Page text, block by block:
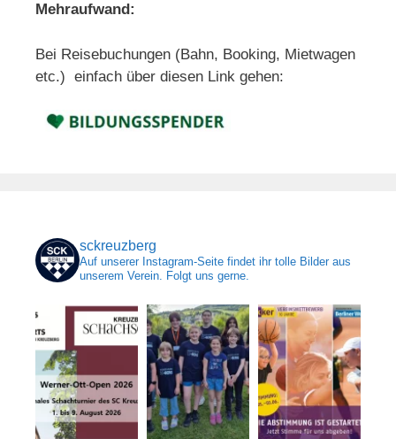
Mehraufwand:
Bei Reisebuchungen (Bahn, Booking, Mietwagen
etc.) einfach über diesen Link gehen:
sckreuzberg
Auf unserer Instagram-Seite findet ihr tolle Bilder aus
unserem Verein. Folgt uns gerne.